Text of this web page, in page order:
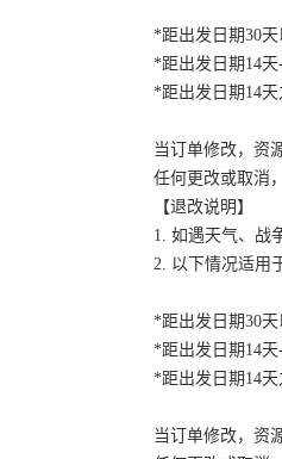
*距出发日期30
*距出发日期14
*距出发日期14
当订单修改，资
任何更改或取消
【退改说明】
1. 如遇天气、战
2. 以下情况适用
*距出发日期30
*距出发日期14
*距出发日期14
当订单修改，资